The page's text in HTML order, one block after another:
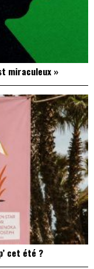
miraculeux »
cet été ?